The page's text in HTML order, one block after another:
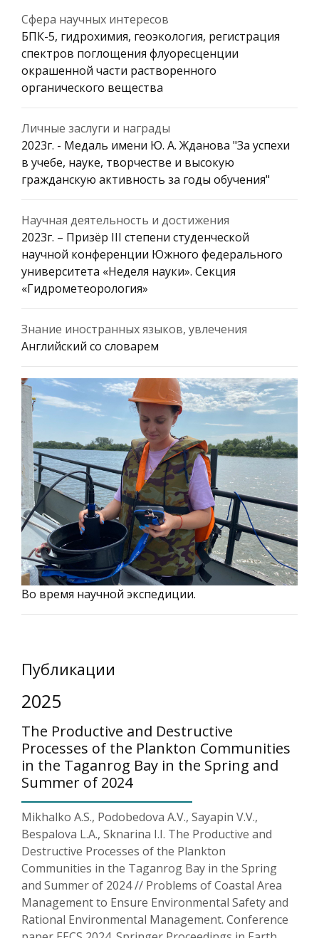
Сфера научных интересов
БПК-5, гидрохимия, геоэкология, регистрация
спектров поглощения флуоресценции
окрашенной части растворенного
органического вещества
Личные заслуги и награды
2023г. - Медаль имени Ю. А. Жданова "За успехи
в учебе, науке, творчестве и высокую
гражданскую активность за годы обучения"
Научная деятельность и достижения
2023г. – Призёр III степени студенческой
научной конференции Южного федерального
университета «Неделя науки». Секция
«Гидрометеорология»
Знание иностранных языков, увлечения
Английский со словарем
Во время научной экспедиции.
Публикации
2025
The Productive and Destructive
Processes of the Plankton Communities
in the Taganrog Bay in the Spring and
Summer of 2024
Mikhalko A.S., Podobedova A.V., Sayapin V.V.,
Bespalova L.A., Sknarina I.I. The Productive and
Destructive Processes of the Plankton
Communities in the Taganrog Bay in the Spring
and Summer of 2024 // Problems of Coastal Area
Management to Ensure Environmental Safety and
Rational Environmental Management. Conference